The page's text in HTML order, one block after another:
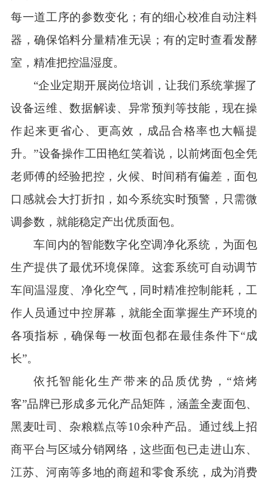
每一道工序的参数变化；有的细心校准自动注料
器，确保馅料分量精准无误；有的定时查看发酵
室，精准把控温湿度。
“企业定期开展岗位培训，让我们系统掌握了
设备运维、数据解读、异常预判等技能，现在操
作起来更省心、更高效，成品合格率也大幅提
升。”设备操作工田艳红笑着说，以前烤面包全凭
老师傅的经验把控，火候、时间稍有偏差，面包
口感就会大打折扣，如今系统实时预警，只需微
调参数，就能稳定产出优质面包。
车间内的智能数字化空调净化系统，为面包
生产提供了最优环境保障。这套系统可自动调节
车间温湿度、净化空气，同时精准控制能耗，工
作人员通过中控屏幕，就能全面掌握生产环境的
各项指标，确保每一枚面包都在最佳条件下“成
长”。
依托智能化生产带来的品质优势，“焙烤
客”品牌已形成多元化产品矩阵，涵盖全麦面包、
黑麦吐司、杂粮糕点等10余种产品。通过线上招
商平台与区域分销网络，这些面包已走进山东、
江苏、河南等多地的商超和零食系统，成为消费